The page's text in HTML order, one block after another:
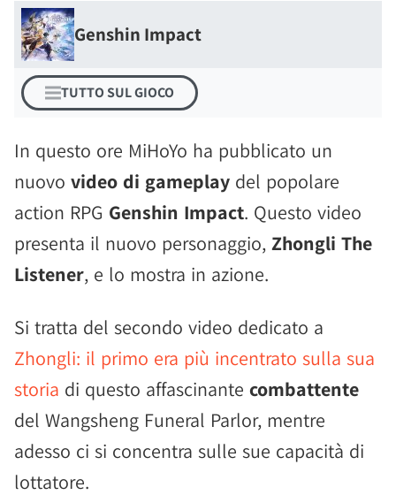
Genshin Impact
TUTTO SUL GIOCO
In questo ore MiHoYo ha pubblicato un
nuovo video di gameplay del popolare
action RPG Genshin Impact. Questo video
presenta il nuovo personaggio, Zhongli The
Listener, e lo mostra in azione.
Si tratta del secondo video dedicato a
Zhongli: il primo era più incentrato sulla sua
storia di questo affascinante combattente
del Wangsheng Funeral Parlor, mentre
adesso ci si concentra sulle sue capacità di
lottatore.